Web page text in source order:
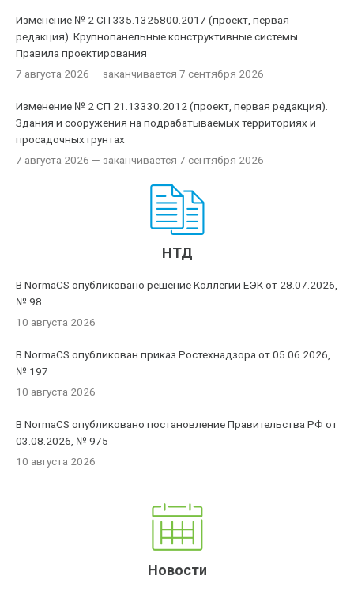
Изменение № 2 СП 335.1325800.2017 (проект, первая
редакция). Крупнопанельные конструктивные системы.
Правила проектирования
7 августа 2026 — заканчивается 7 сентября 2026
Изменение № 2 СП 21.13330.2012 (проект, первая редакция).
Здания и сооружения на подрабатываемых территориях и
просадочных грунтах
7 августа 2026 — заканчивается 7 сентября 2026
НТД
В NormaCS опубликовано решение Коллегии ЕЭК от 28.07.2026,
№ 98
10 августа 2026
В NormaCS опубликован приказ Ростехнадзора от 05.06.2026,
№ 197
10 августа 2026
В NormaCS опубликовано постановление Правительства РФ от
03.08.2026, № 975
10 августа 2026
Новости